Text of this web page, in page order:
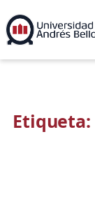
Etiqueta: